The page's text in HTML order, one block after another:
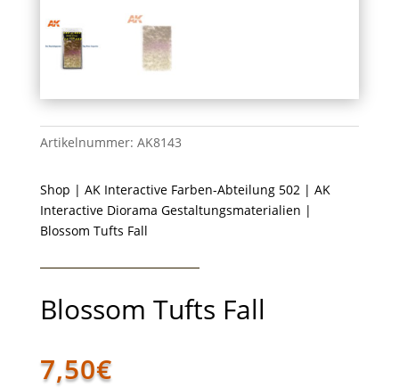
Artikelnummer: AK8143
Shop | AK Interactive Farben-Abteilung 502| AK
Interactive Diorama Gestaltungsmaterialien |
Blossom Tufts Fall
Blossom Tufts Fall
7,50€